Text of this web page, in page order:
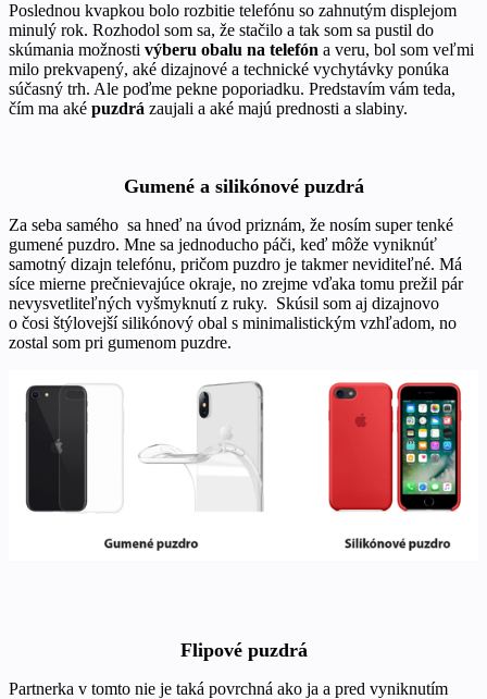
Poslednou kvapkou bolo rozbitie telefónu so zahnutým displejom
minulý rok. Rozhodol som sa, že stačilo a tak som sa pustil do
skúmania možnosti výberu obalu na telefón a veru, bol som veľmi
milo prekvapený, aké dizajnové a technické vychytávky ponúka
súčasný trh. Ale poďme pekne poporiadku. Predstavím vám teda,
čím ma aké puzdrá zaujali a aké majú prednosti a slabiny.
Gumené a silikónové puzdrá
Za seba samého sa hneď na úvod priznám, že nosím super tenké
gumené puzdro. Mne sa jednoducho páči, keď môže vyniknúť
samotný dizajn telefónu, pričom puzdro je takmer neviditeľné. Má
síce mierne prečnievajúce okraje, no zrejme vďaka tomu prežil pár
nevysvetliteľných vyšmyknutí z ruky. Skúsil som aj dizajnovo
o čosi štýlovejší silikónový obal s minimalistickým vzhľadom, no
zostal som pri gumenom puzdre.
Flipové puzdrá
Partnerka v tomto nie je taká povrchná ako ja a pred vyniknutím